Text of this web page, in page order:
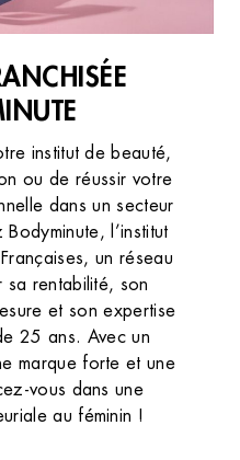
institut de beauté,
ou de réussir votre
dans un secteur
l’institut
un réseau
sa rentabilité, son
et son expertise
25 ans. Avec un
marque forte et une
vous dans une
au féminin !